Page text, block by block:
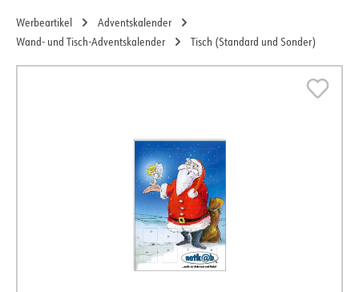
Werbeartikel
Adventskalender
Wand- und Tisch-Adventskalender
Tisch (Standard und Sonder)